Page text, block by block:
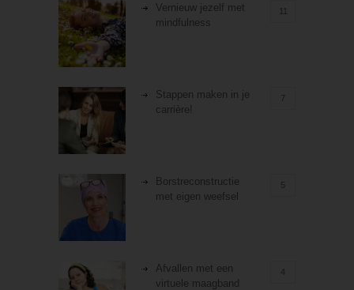
Vernieuw jezelf met
mindfulness
Stappen maken in je
carrière!
7
Borstreconstructie
met eigen weefsel
5
Afvallen met een
virtuele maagband
4